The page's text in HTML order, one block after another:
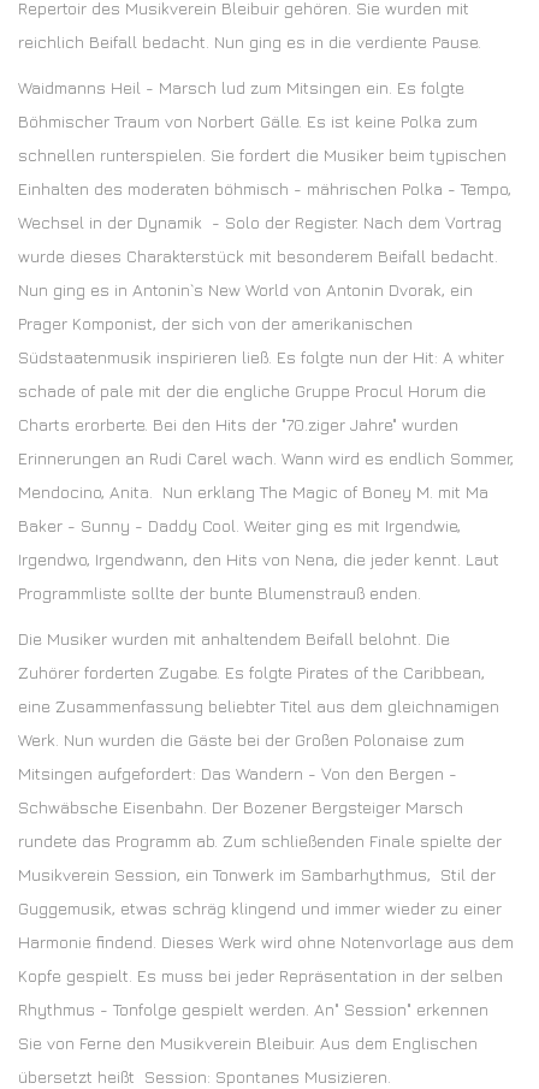
Repertoir des Musikverein Bleibuir gehören. Sie wurden mit
reichlich Beifall bedacht. Nun ging es in die verdiente Pause.
Waidmanns Heil - Marsch lud zum Mitsingen ein. Es folgte
Böhmischer Traum von Norbert Gälle. Es ist keine Polka zum
schnellen runterspielen. Sie fordert die Musiker beim typischen
Einhalten des moderaten böhmisch - mährischen Polka - Tempo,
Wechsel in der Dynamik - Solo der Register. Nach dem Vortrag
wurde dieses Charakterstück mit besonderem Beifall bedacht.
Nun ging es in Antonin`s New World von Antonin Dvorak, ein
Prager Komponist, der sich von der amerikanischen
Südstaatenmusik inspirieren ließ. Es folgte nun der Hit: A whiter
schade of pale mit der die engliche Gruppe Procul Horum die
Charts erorberte. Bei den Hits der "70.ziger Jahre" wurden
Erinnerungen an Rudi Carel wach. Wann wird es endlich Sommer,
Mendocino, Anita. Nun erklang The Magic of Boney M. mit Ma
Baker - Sunny - Daddy Cool. Weiter ging es mit Irgendwie,
Irgendwo, Irgendwann, den Hits von Nena, die jeder kennt. Laut
Programmliste sollte der bunte Blumenstrauß enden.
Die Musiker wurden mit anhaltendem Beifall belohnt. Die
Zuhörer forderten Zugabe. Es folgte Pirates of the Caribbean,
eine Zusammenfassung beliebter Titel aus dem gleichnamigen
Werk. Nun wurden die Gäste bei der Großen Polonaise zum
Mitsingen aufgefordert: Das Wandern - Von den Bergen -
Schwäbsche Eisenbahn. Der Bozener Bergsteiger Marsch
rundete das Programm ab. Zum schließenden Finale spielte der
Musikverein Session, ein Tonwerk im Sambarhythmus, Stil der
Guggemusik, etwas schräg klingend und immer wieder zu einer
Harmonie findend. Dieses Werk wird ohne Notenvorlage aus dem
Kopfe gespielt. Es muss bei jeder Repräsentation in der selben
Rhythmus - Tonfolge gespielt werden. An" Session" erkennen
Sie von Ferne den Musikverein Bleibuir. Aus dem Englischen
übersetzt heißt Session: Spontanes Musizieren.